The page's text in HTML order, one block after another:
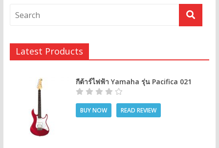
Latest Products
กีต้าร์ไฟฟ้า Yamaha รุ่น Pacifica 021
BUY NOW READ REVIEW